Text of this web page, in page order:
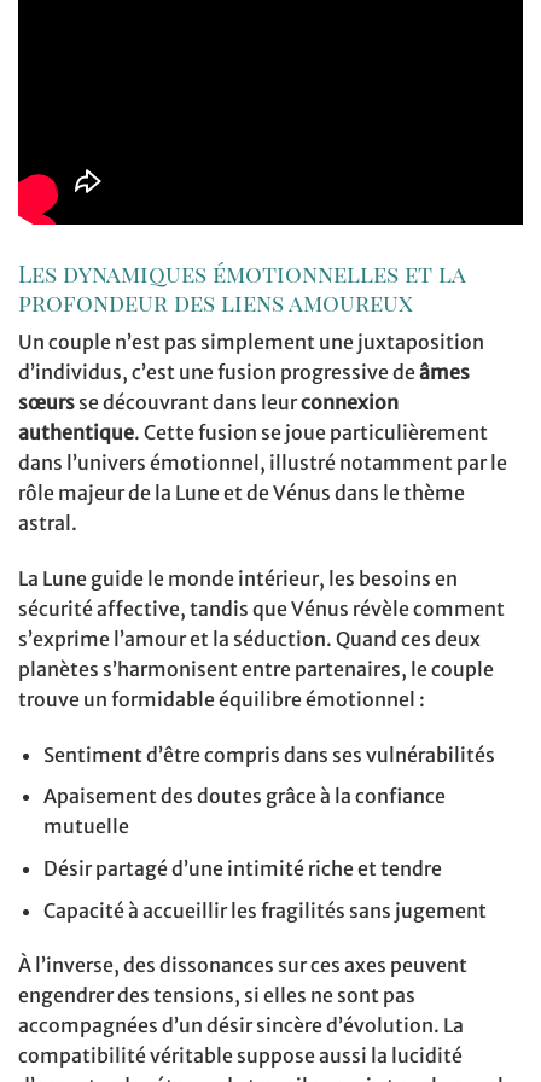
Les dynamiques émotionnelles et la
profondeur des liens amoureux
Un couple n’est pas simplement une juxtaposition
d’individus, c’est une fusion progressive deâmes
sœurs se découvrant dans leurconnexion
authentique. Cette fusion se joue particulièrement
dans l’univers émotionnel, illustré notamment par le
rôle majeur de la Lune et de Vénus dans le thème
astral.
La Lune guide le monde intérieur, les besoins en
sécurité affective, tandis que Vénus révèle comment
s’exprime l’amour et la séduction. Quand ces deux
planètes s’harmonisent entre partenaires, le couple
trouve un formidable équilibre émotionnel :
Sentiment d’être compris dans ses vulnérabilités
Apaisement des doutes grâce à la confiance
mutuelle
Désir partagé d’une intimité riche et tendre
Capacité à accueillir les fragilités sans jugement
À l’inverse, des dissonances sur ces axes peuvent
engendrer des tensions, si elles ne sont pas
accompagnées d’un désir sincère d’évolution. La
compatibilité véritable suppose aussi la lucidité